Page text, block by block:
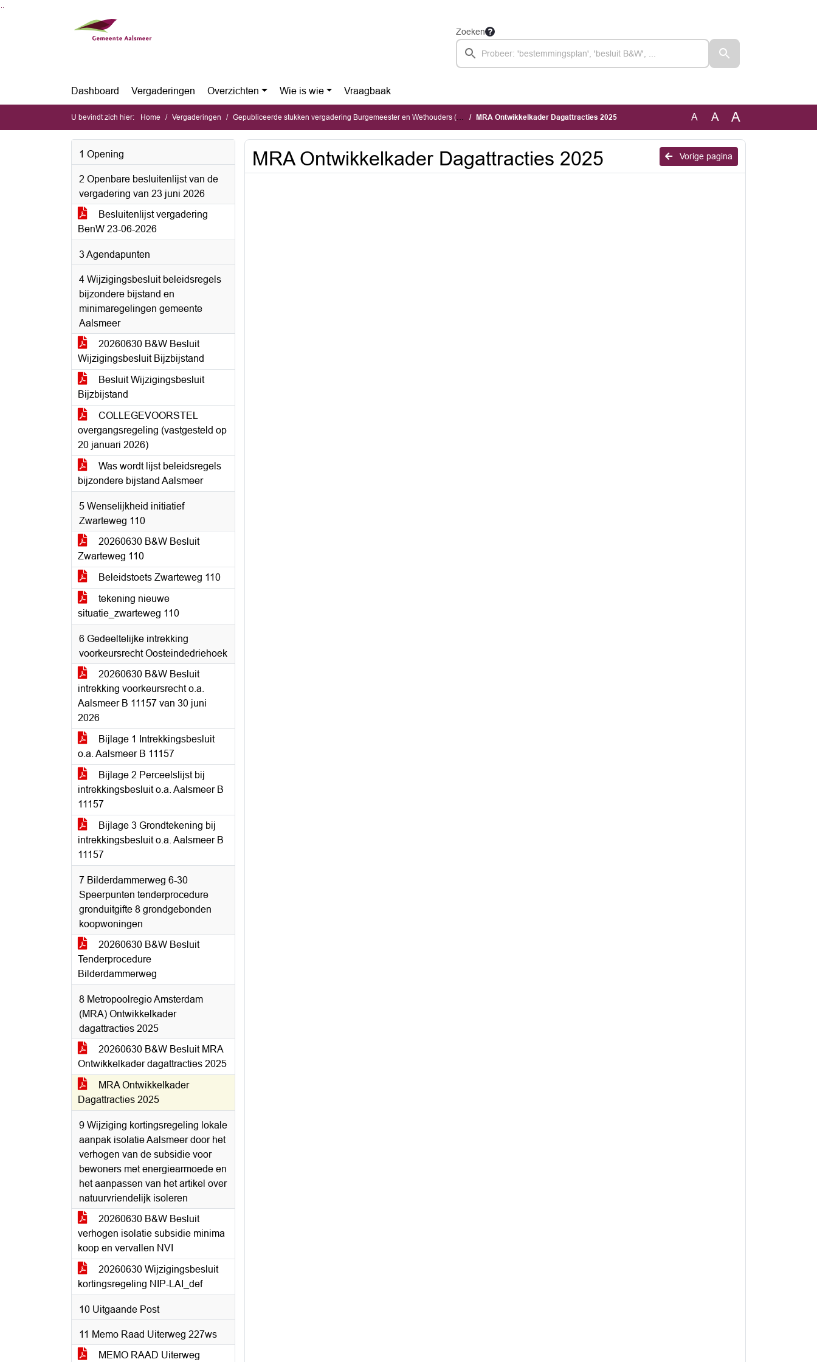
Zoeken
Dashboard Vergaderingen Overzichten Wie is wie Vraagbaak
U bevindt zich hier: Home Vergaderingen Gepubliceerde stukken vergadering Burgemeester en Wethouders (dinsdag 30 juni 2026) MRA Ontwikkelkader Dagattracties 2025 A A A
1 Opening
2 Openbare besluitenlijst van de
vergadering van 23 juni 2026
Besluitenlijst vergadering
BenW 23-06-2026
3 Agendapunten
4 Wijzigingsbesluit beleidsregels
bijzondere bijstand en
minimaregelingen gemeente
Aalsmeer
20260630 B&W Besluit
Wijzigingsbesluit Bijzbijstand
Besluit Wijzigingsbesluit
Bijzbijstand
COLLEGEVOORSTEL
overgangsregeling (vastgesteld op
20 januari 2026)
Was wordt lijst beleidsregels
bijzondere bijstand Aalsmeer
5 Wenselijkheid initiatief
Zwarteweg 110
20260630 B&W Besluit
Zwarteweg 110
Beleidstoets Zwarteweg 110
tekening nieuwe
situatie_zwarteweg 110
6 Gedeeltelijke intrekking
voorkeursrecht Oosteindedriehoek
20260630 B&W Besluit
intrekking voorkeursrecht o.a.
Aalsmeer B 11157 van 30 juni
2026
Bijlage 1 Intrekkingsbesluit
o.a. Aalsmeer B 11157
Bijlage 2 Perceelslijst bij
intrekkingsbesluit o.a. Aalsmeer B
11157
Bijlage 3 Grondtekening bij
intrekkingsbesluit o.a. Aalsmeer B
11157
7 Bilderdammerweg 6-30
Speerpunten tenderprocedure
gronduitgifte 8 grondgebonden
koopwoningen
20260630 B&W Besluit
Tenderprocedure
Bilderdammerweg
8 Metropoolregio Amsterdam
(MRA) Ontwikkelkader
dagattracties 2025
20260630 B&W Besluit MRA
Ontwikkelkader dagattracties 2025
MRA Ontwikkelkader
Dagattracties 2025
9 Wijziging kortingsregeling lokale
aanpak isolatie Aalsmeer door het
verhogen van de subsidie voor
bewoners met energiearmoede en
het aanpassen van het artikel over
natuurvriendelijk isoleren
20260630 B&W Besluit
verhogen isolatie subsidie minima
koop en vervallen NVI
20260630 Wijzigingsbesluit
kortingsregeling NIP-LAI_def
10 Uitgaande Post
11 Memo Raad Uiterweg 227ws
MEMO RAAD Uiterweg
Vorige pagina
MRA Ontwikkelkader Dagattracties 2025